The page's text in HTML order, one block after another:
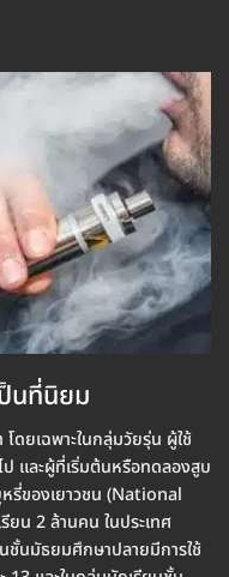
นที่นิยม
โดยเฉพาะในกลุ่มวัยรุ่น ผู้ใช้
และผู้ที่เริ่มต้นหรือทดลองสูบ
รี่ของเยาวชน (National
น 2 ล้านคน ในประเทศ
ชั้นมัธยมศึกษาปลายมีการใช้